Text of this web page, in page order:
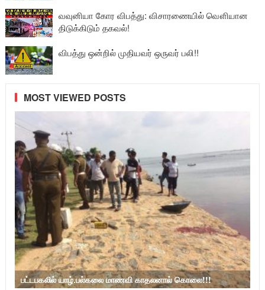
வவுனியா கோர விபத்து: விசாரணையில் வௌியான
திடுக்கிடும் தகவல்!
விபத்து ஒன்றில் முதியவர் ஒருவர் பலி!!
MOST VIEWED POSTS
பட்டபகலில் யாழ்.பல்கலை மாணவி காதலனால் கொலை!!!